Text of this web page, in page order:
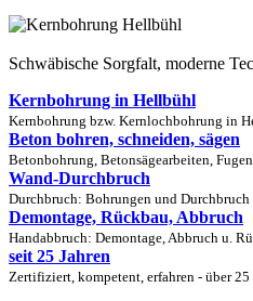
Schwäbische Sorgfalt, moderne
Kernbohrung in Hellbühl
Kernbohrung bzw. Kernlochbohrung in
Beton bohren, schneiden, sägen
Betonbohrung, Betonsägearbeiten,
Wand-Durchbruch
Durchbruch: Bohrungen und
Demontage, Rückbau, Abbruch
Handabbruch: Demontage, Abbruch u.
seit 25 Jahren
Zertifiziert, kompetent, erfahren - über